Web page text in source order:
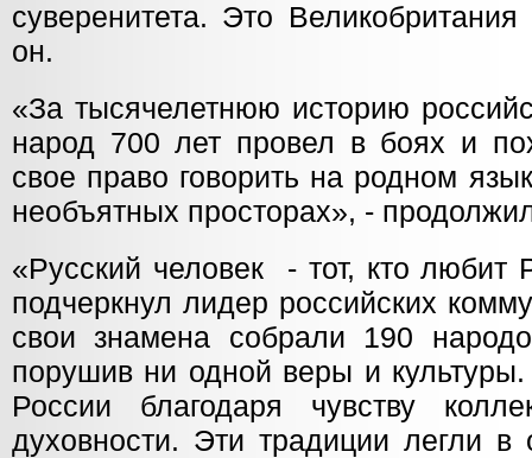
суверенитета. Это
он.
«За тысячелетнюю историю
народ 700 лет провел в боях и
свое право говорить на родном
необъятных просторах», -
«Русский человек - тот, кто
подчеркнул лидер российских
свои знамена собрали 190
порушив ни одной веры и
России благодаря чувству
духовности. Эти традиции легли